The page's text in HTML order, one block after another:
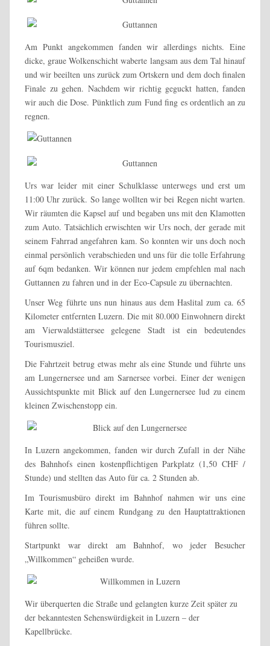
Am Punkt angekommen fanden wir allerdings nichts. Eine
dicke, graue Wolkenschicht waberte langsam aus dem Tal hinauf
und wir beeilten uns zurück zum Ortskern und dem doch finalen
Finale zu gehen. Nachdem wir richtig geguckt hatten, fanden
wir auch die Dose. Pünktlich zum Fund fing es ordentlich an zu
regnen.
Urs war leider mit einer Schulklasse unterwegs und erst um
11:00 Uhr zurück. So lange wollten wir bei Regen nicht warten.
Wir räumten die Kapsel auf und begaben uns mit den Klamotten
zum Auto. Tatsächlich erwischten wir Urs noch, der gerade mit
seinem Fahrrad angefahren kam. So konnten wir uns doch noch
einmal persönlich verabschieden und uns für die tolle Erfahrung
auf 6qm bedanken. Wir können nur jedem empfehlen mal nach
Guttannen zu fahren und in der Eco-Capsule zu übernachten.
Unser Weg führte uns nun hinaus aus dem Haslital zum ca. 65
Kilometer entfernten Luzern. Die mit 80.000 Einwohnern direkt
am Vierwaldstättersee gelegene Stadt ist ein bedeutendes
Tourismusziel.
Die Fahrtzeit betrug etwas mehr als eine Stunde und führte uns
am Lungernersee und am Sarnersee vorbei. Einer der wenigen
Aussichtspunkte mit Blick auf den Lungernersee lud zu einem
kleinen Zwischenstopp ein.
In Luzern angekommen, fanden wir durch Zufall in der Nähe
des Bahnhofs einen kostenpflichtigen Parkplatz (1,50 CHF /
Stunde) und stellten das Auto für ca. 2 Stunden ab.
Im Tourismusbüro direkt im Bahnhof nahmen wir uns eine
Karte mit, die auf einem Rundgang zu den Hauptattraktionen
führen sollte.
Startpunkt war direkt am Bahnhof, wo jeder Besucher
„Willkommen“ geheißen wurde.
Wir überquerten die Straße und gelangten kurze Zeit später zu
der bekanntesten Sehenswürdigkeit in Luzern – der
Kapellbrücke.